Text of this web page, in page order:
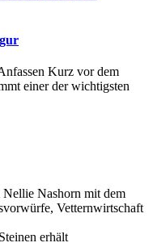
Kurz vor dem
einer der wichtigsten
Nashorn mit dem
Vetternwirtschaft